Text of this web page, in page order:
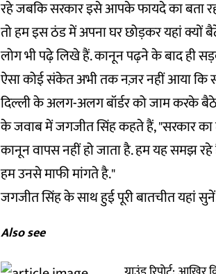
रहे जबकि सरकार इसे आपके फायदे का बता
तो हम इस ठंड में अपना घर छोड़कर यहां क्यों
लोग भी पढ़े लिखे हैं. कानून पढ़ने के बाद ही
ऐसा कोई संकेत अभी तक नज़र नहीं आया कि
दिल्ली के अलग-अलग बॉर्डर को जाम करके
के जवाब में जगजीत सिंह कहते हैं, "सरकार
कानून वापस नहीं हो जाता है. हम यह समझ
हम उनसे माफी मांगते है."
जगजीत सिंह के साथ हुई पूरी बातचीत यहां
Also see